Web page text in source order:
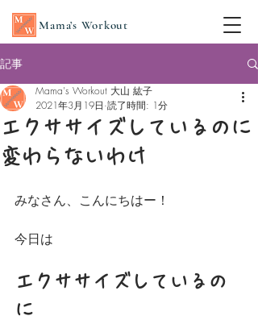
Mama’s Workout
記事
エクササイズしているのに
変わらないわけ
Mama's Workout 大山 紘子
2021年3月19日 読了時間: 1分
みなさん、こんにちはー！
今日は
エクササイズしているの
に